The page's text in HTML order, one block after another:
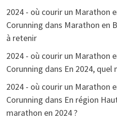
2024 - où courir un Marathon
Corunning dans Marathon en
à retenir
2024 - où courir un Marathon
Corunning dans En 2024, quel
2024 - où courir un Marathon
Corunning dans En région
marathon en 2024 ?